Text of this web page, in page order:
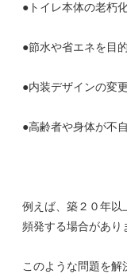
●トイレ本体の老朽
●節水や省エネを目
●内装デザインの変
●高齢者や身体が不
例えば、築２０年以
頻発する場合があり
このような問題を解